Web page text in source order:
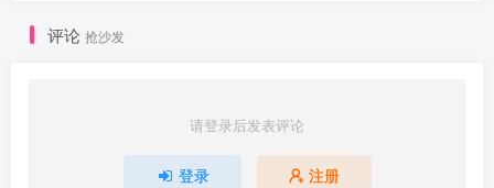
评论 抢沙发
请登录后发表评论
登录 注册